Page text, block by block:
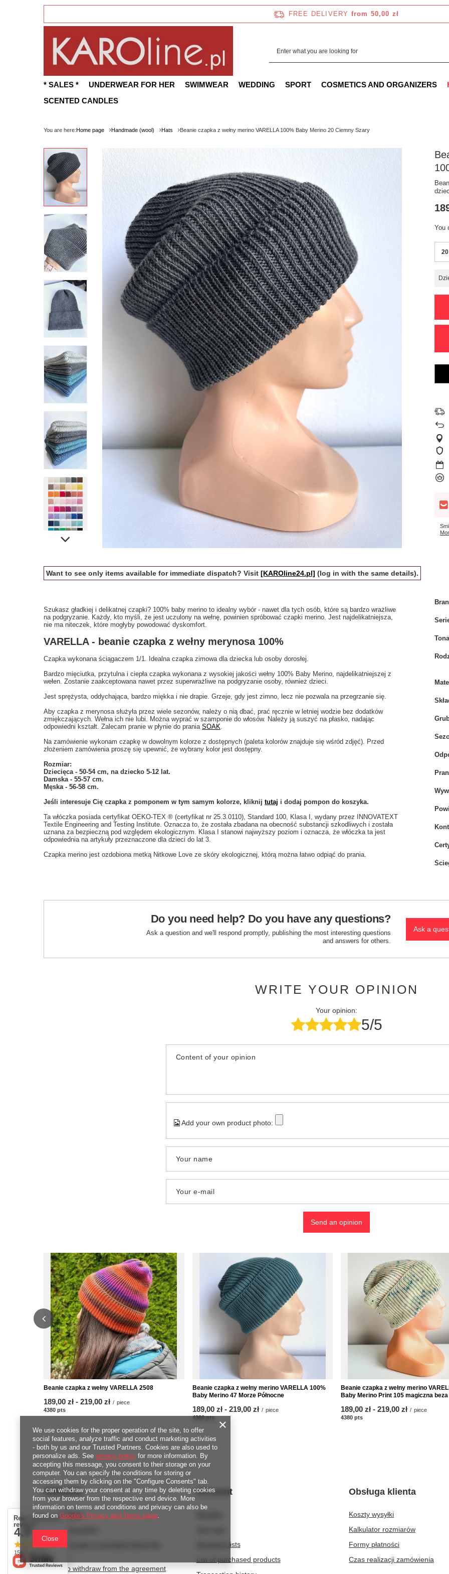
FREE DELIVERY from 50,00 zł
* SALES * UNDERWEAR FOR HER SWIMWEAR WEDDING SPORT COSMETICS AND ORGANIZERS
SCENTED CANDLES
You are here:Home page Handmade (wool) Hats Beanie czapka z wełny merino VARELLA 100% Baby Merino 20 Ciemny Szary
You
Want to see only items available for immediate dispatch? Visit [KAROline24.pl] (log in with the same details).
Szukasz gładkiej i delikatnej czapki? 100% baby merino to idealny wybór - nawet dla tych osób, które są bardzo wrażliwe
na podgryzanie. Każdy, kto myśli, że jest uczulony na wełnę, powinien spróbować czapki merino. Jest najdelikatniejsza,
nie ma niteczek, które mogłyby powodować dyskomfort.
VARELLA - beanie czapka z wełny merynosa 100%
Czapka wykonana ściągaczem 1/1. Idealna czapka zimowa dla dziecka lub osoby dorosłej.
Bardzo mięciutka, przytulna i ciepła czapka wykonana z wysokiej jakości wełny 100% Baby Merino, najdelikatniejszej z
wełen. Zostanie zaakceptowana nawet przez superwrażliwe na podgryzanie osoby, również dzieci.
Jest sprężysta, oddychająca, bardzo miękka i nie drapie. Grzeje, gdy jest zimno, lecz nie pozwala na przegrzanie się.
Aby czapka z merynosa służyła przez wiele sezonów, należy o nią dbać, prać ręcznie w letniej wodzie bez dodatków
zmiękczających. Wełna ich nie lubi. Można wyprać w szamponie do włosów. Należy ją suszyć na płasko, nadając
odpowiedni kształt. Zalecam pranie w płynie do prania SOAK.
Na zamówienie wykonam czapkę w dowolnym kolorze z dostępnych (paleta kolorów znajduje się wśród zdjęć). Przed
złożeniem zamówienia proszę się upewnić, że wybrany kolor jest dostępny.
Rozmiar:
Dziecięca - 50-54 cm, na dziecko 5-12 lat.
Damska - 55-57 cm.
Męska - 56-58 cm.
Jeśli interesuje Cię czapka z pomponem w tym samym kolorze, kliknij tutaj i dodaj pompon do koszyka.
Ta włóczka posiada certyfikat OEKO-TEX ® (certyfikat nr 25.3.0110), Standard 100, Klasa I, wydany przez INNOVATEXT
Textile Engineering and Testing Institute. Oznacza to, że została zbadana na obecność substancji szkodliwych i została
uznana za bezpieczną pod względem ekologicznym. Klasa I stanowi najwyższy poziom i oznacza, że włóczka ta jest
odpowiednia na artykuły przeznaczone dla dzieci do lat 3.
Czapka merino jest ozdobiona metką Nitkowe Love ze skóry ekologicznej, którą można łatwo odpiąć do prania.
Do you need help? Do you have any questions?
Ask a question and we'll respond promptly, publishing the most interesting questions
and answers for others.
Ask a
WRITE YOUR OPINION
Your opinion:
5/5
Content of your opinion
Add your own product photo:
Your name
Your e-mail
Send an opinion
Beanie czapka z wełny VARELLA 2508
from
189,00 zł - to
219,00 zł / piece
4380 pts
Beanie czapka z wełny merino VARELLA 100%
Baby Merino 47 Morze Północne
from
189,00 zł- to
219,00 zł / piece
4380ptspoints
Beanie czapka z wełny merino
Baby Merino Print 105 magiczna beza
from
189,00 zł - to
219,00 zł / piece
4380 pts
ORDERS
Order status
Package tracking
I want to withdraw from the agreement
Account
Shopping lists
List of purchased products
Obsługa klienta
Koszty wysyłki
Kalkulator rozmiarów
Formy płatności
Czas realizacji zamówienia
Real customers
reviews
4.9
1563 reviews
We use cookies for the proper operation of the site, to offer
social features, analyze traffic and conduct marketing activities
- both by us and our Trusted Partners. Cookies are also used to
personalize ads. See privacy policy for more information. By
accepting this message, you consent to their storage on your
computer. You can specify the conditions for storing or
accessing them by clicking on the "Configure Consents" tab.
You can withdraw your consent at any time by deleting cookies
from your browser from the respective end device. More
information on terms and conditions and privacy can also be
found on Google's Privacy and Terms page.
Close